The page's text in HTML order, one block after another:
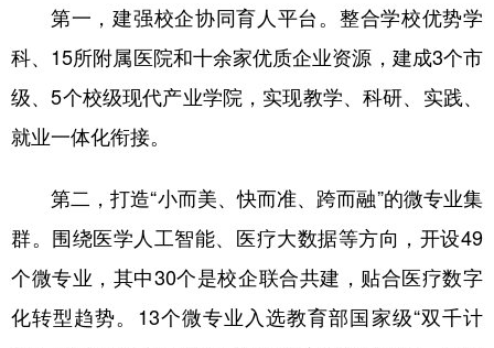
第一，建强校企协同育人平台。整合学校优势学
科、15所附属医院和十余家优质企业资源，建成3个市
级、5个校级现代产业学院，实现教学、科研、实践、
就业一体化衔接。
第二，打造“小而美、快而准、跨而融”的微专业集
群。围绕医学人工智能、医疗大数据等方向，开设49
个微专业，其中30个是校企联合共建，贴合医疗数字
化转型趋势。13个微专业入选教育部国家级“双千计